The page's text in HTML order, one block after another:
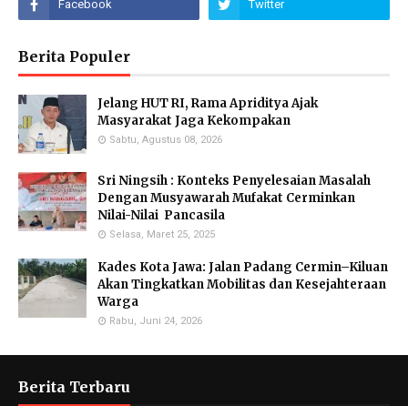
Berita Populer
Jelang HUT RI, Rama Apriditya Ajak
Masyarakat Jaga Kekompakan
Sabtu, Agustus 08, 2026
Sri Ningsih : Konteks Penyelesaian Masalah
Dengan Musyawarah Mufakat Cerminkan
Nilai-Nilai Pancasila
Selasa, Maret 25, 2025
Kades Kota Jawa: Jalan Padang Cermin–Kiluan
Akan Tingkatkan Mobilitas dan Kesejahteraan
Warga
Rabu, Juni 24, 2026
Berita Terbaru